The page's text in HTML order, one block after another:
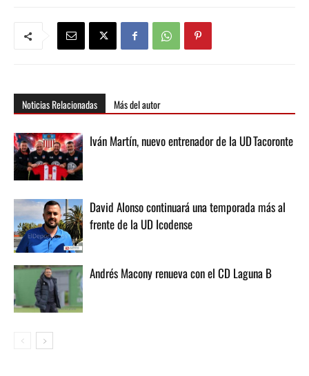
Noticias Relacionadas Más del autor
Iván Martín, nuevo entrenador de la UD Tacoronte
David Alonso continuará una temporada más al
frente de la UD Icodense
Andrés Macony renueva con el CD Laguna B